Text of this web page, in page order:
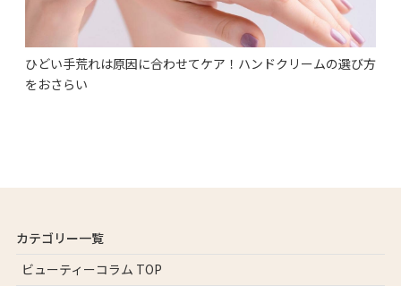
ひどい手荒れは原因に合わせてケア！ハンドクリームの選び方
をおさらい
カテゴリー一覧
ビューティーコラム TOP